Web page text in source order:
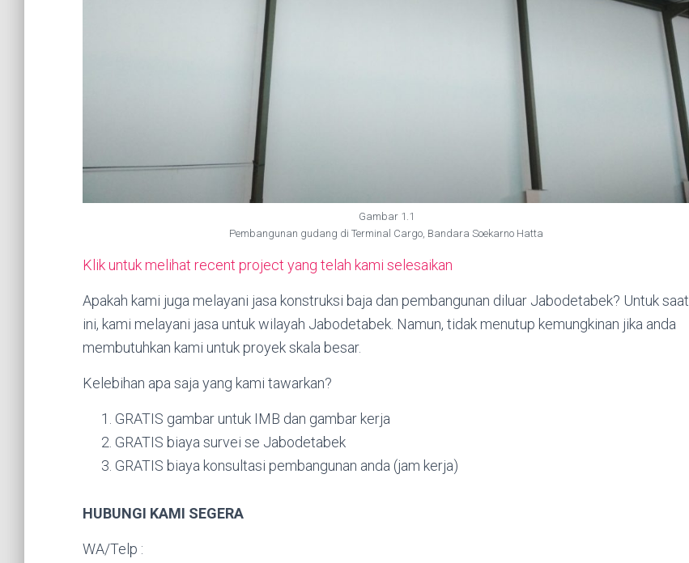
Gambar 1.1
Pembangunan gudang di Terminal Cargo, Bandara Soekarno Hatta
Klik untuk melihat recent project yang telah kami selesaikan
Apakah kami juga melayani jasa konstruksi baja dan pembangunan diluar Jabodetabek? Untuk saat
ini, kami melayani jasa untuk wilayah Jabodetabek. Namun, tidak menutup kemungkinan jika anda
membutuhkan kami untuk proyek skala besar.
Kelebihan apa saja yang kami tawarkan?
GRATIS gambar untuk IMB dan gambar kerja
GRATIS biaya survei se Jabodetabek
GRATIS biaya konsultasi pembangunan anda (jam kerja)
HUBUNGI KAMI SEGERA
WA/Telp :